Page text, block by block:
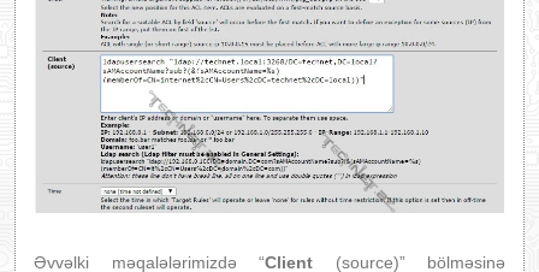
Əvvəlki məqalələrimizdə “Client (source)” bölməsinə